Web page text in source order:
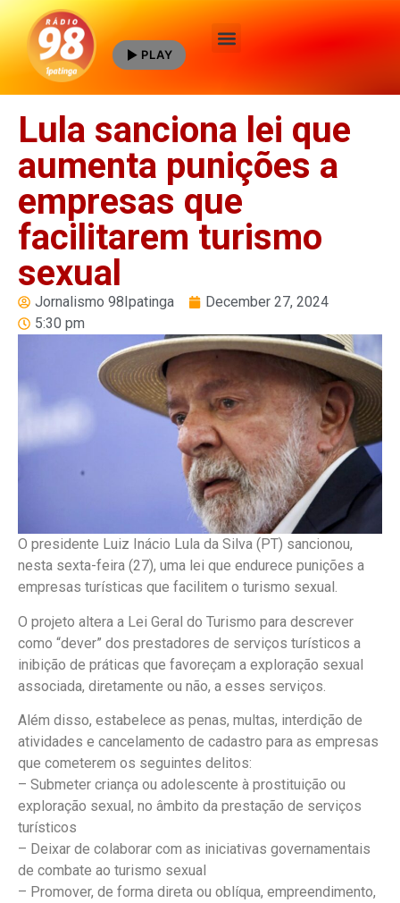
PLAY
Lula sanciona lei que
aumenta punições a
empresas que
facilitarem turismo
sexual
Jornalismo 98Ipatinga
December 27, 2024
5:30 pm
O presidente Luiz Inácio Lula da Silva (PT) sancionou,
nesta sexta-feira (27), uma lei que endurece punições a
empresas turísticas que facilitem o turismo sexual.
O projeto altera a Lei Geral do Turismo para descrever
como “dever” dos prestadores de serviços turísticos a
inibição de práticas que favoreçam a exploração sexual
associada, diretamente ou não, a esses serviços.
Além disso, estabelece as penas, multas, interdição de
atividades e cancelamento de cadastro para as empresas
que cometerem os seguintes delitos:
– Submeter criança ou adolescente à prostituição ou
exploração sexual, no âmbito da prestação de serviços
turísticos
– Deixar de colaborar com as iniciativas governamentais
de combate ao turismo sexual
– Promover, de forma direta ou oblíqua, empreendimento,